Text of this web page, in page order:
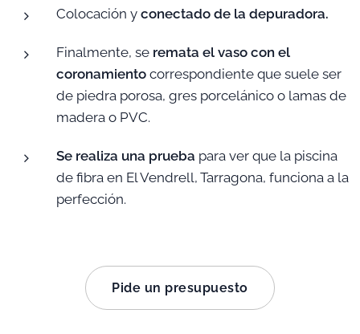
Colocación y conectado de la depuradora.
Finalmente, se remata el vaso con el
coronamiento correspondiente que suele ser
de piedra porosa, gres porcelánico o lamas de
madera o PVC.
Se realiza una prueba para ver que la piscina
de fibra en El Vendrell, Tarragona, funciona a la
perfección.
Pide un presupuesto